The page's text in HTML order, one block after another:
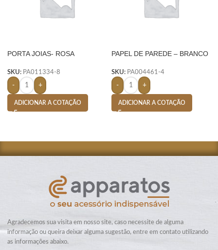
PORTA JOIAS- ROSA
SKU: PA011334-8
- +
ADICIONAR A COTAÇÃO
PAPEL DE PAREDE – BRANCO
SKU: PA004461-4
- +
ADICIONAR A COTAÇÃO
Agradecemos sua visita em nosso site, caso necessite de alguma
informação ou queira deixar alguma sugestão, entre em contato utilizando
as informações abaixo.